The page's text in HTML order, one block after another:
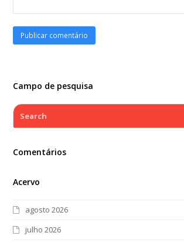
Campo de pesquisa
Search
Comentários
Acervo
agosto 2026
julho 2026